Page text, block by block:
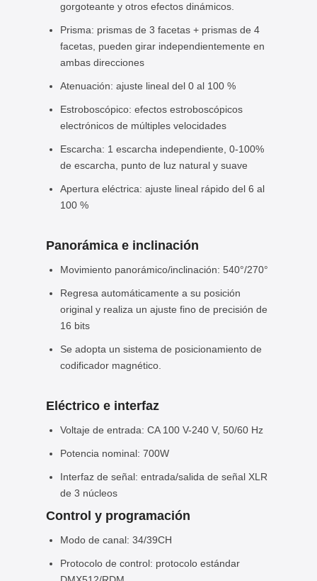
gorgoteante y otros efectos dinámicos.
Prisma: prismas de 3 facetas + prismas de 4
facetas, pueden girar independientemente en
ambas direcciones
Atenuación: ajuste lineal del 0 al 100 %
Estroboscópico: efectos estroboscópicos
electrónicos de múltiples velocidades
Escarcha: 1 escarcha independiente, 0-100%
de escarcha, punto de luz natural y suave
Apertura eléctrica: ajuste lineal rápido del 6 al
100 %
Panorámica e inclinación
Movimiento panorámico/inclinación: 540°/270°
Regresa automáticamente a su posición
original y realiza un ajuste fino de precisión de
16 bits
Se adopta un sistema de posicionamiento de
codificador magnético.
Eléctrico e interfaz
Voltaje de entrada: CA 100 V-240 V, 50/60 Hz
Potencia nominal: 700W
Interfaz de señal: entrada/salida de señal XLR
de 3 núcleos
Control y programación
Modo de canal: 34/39CH
Protocolo de control: protocolo estándar